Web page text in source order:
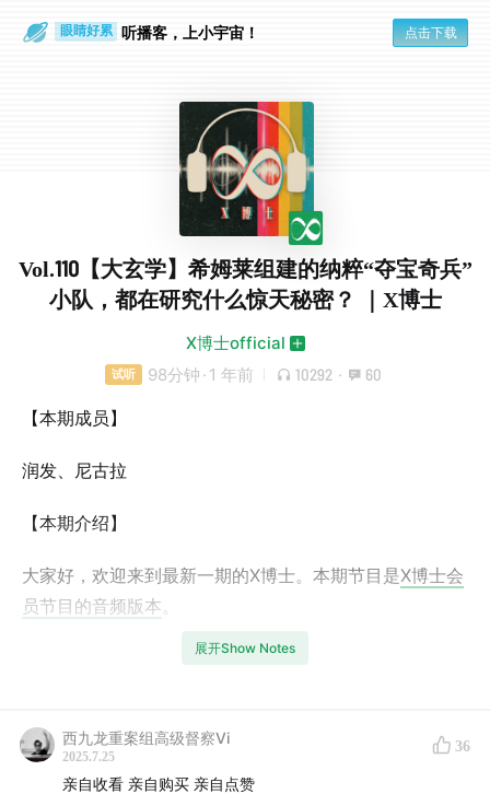
眼睛好累 听播客，上小宇宙！ 点击下载
Vol.110【大玄学】希姆莱组建的纳粹“夺宝奇兵”
小队，都在研究什么惊天秘密？ ｜X博士
X博士official
试听 98分钟 · 1 年前 10292 · 60
【本期成员】
润发、尼古拉
【本期介绍】
大家好，欢迎来到最新一期的X博士。本期节目是X博士会
员节目的音频版本 。
在本期节目中，润发和尼古拉详细介绍了由纳粹党卫队首
这个学会你可能没听说过，而且看起来比较学术和冷静、
跟纳粹的办事风格不符，但如果你看过《夺宝奇兵》系列
展开Show Notes
西九龙重案组高级督察Vi
2025.7.25
36
亲自收看 亲自购买 亲自点赞